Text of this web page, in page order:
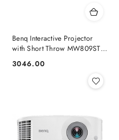
Benq Interactive Projector
with Short Throw MW809STH
WXGA (1280x800), 3500
ANSI lumens, White, Lamp
Cena:
3046.00